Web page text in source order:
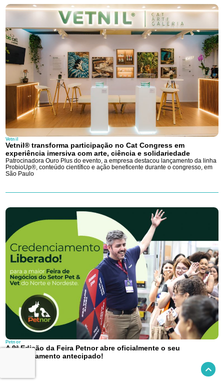
Vetnil
Vetnil® transforma participação no Cat Congress em
experiência imersiva com arte, ciência e solidariedade
Patrocinadora Ouro Plus do evento, a empresa destacou lançamento da linha
ProbioUp®, conteúdo científico e ação beneficente durante o congresso, em
São Paulo
Petnor
A 9ª Edição da Feira Petnor abre oficialmente o seu
credenciamento antecipado!